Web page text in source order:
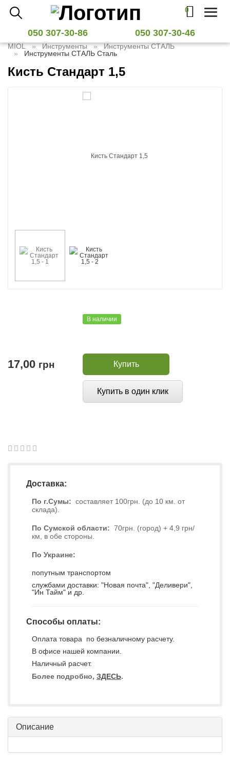
0
Toggle
050 307-30-86 050 307-30-46
MIOL Инструменты
Инструменты СТАЛЬ
Инструменты СТАЛЬ Сталь
Кисть Стандарт 1,5
В наличии
17,00 грн Купить
Купить в один клик
12345
Доставка:
По г.Сумы: составляет 100грн. (до 10 км. от
склада).
По Сумской области: 70грн. (город) + 4,9 грн/
км, в обе стороны.
По Украине:
попутным транспортом
службами доставки: "Новая почта", "Деливери",
"Ин Тайм" и др.
Способы оплаты:
Оплата товара по безналичному расчету.
В офисе нашей компании.
Наличный расчет.
Более подробно, ЗДЕСЬ.
Описание